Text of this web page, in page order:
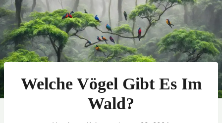
Welche Vögel Gibt Es Im
Wald?